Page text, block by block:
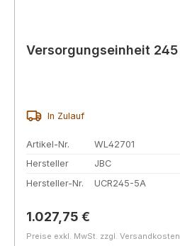
Versorgungseinheit 245
In Zulauf
Artikel-Nr.
WL42701
Hersteller
JBC
Hersteller-Nr.
UCR245-5A
Regulärer Preis:
1.027,75 €
Preise exkl. MwSt. zzgl. Versandkosten